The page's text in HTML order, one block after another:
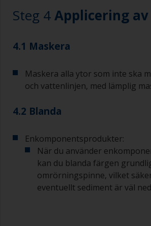
Arbeta med en pensel:
vanligtvis 75–150 mm med långt
svåråtkomliga ställen.
och torka dem grundligt innan du
Kvaliteten på de penslar som
grundmålning är mindre kritisk
används för applicering av
lackfärg.
Steg 4Applicering
4.1 Maskera
Maskera alla ytor som inte ska
och vattenlinjen, med lämplig
4.2 Blanda
Enkomponentsprodukter:
När du använder
kan du blanda färgen
omrörningspinne, vilket
eventuellt sediment är väl